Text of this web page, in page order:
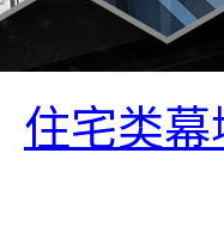
住宅类幕